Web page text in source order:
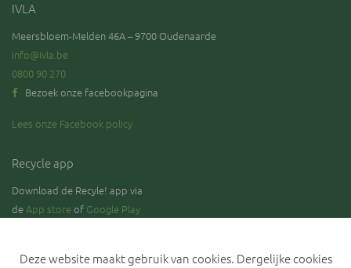
IVLA
Meersbloem-Melden 46A – 9700 Oudenaarde
info@ivla.be
0800 90 270
Bezoek onze facebookpagina
Lees onze Facebook policy
Recycle app
Download de Recyle! app via
deApp store of Google Play
Deze website maakt gebruik van cookies. Dergelijke cookies